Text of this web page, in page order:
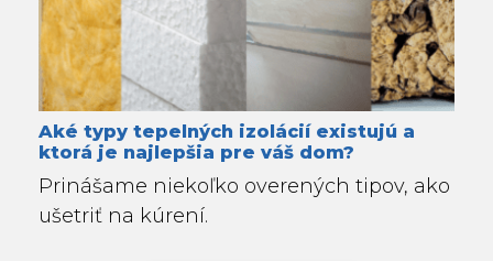
Aké typy tepelných izolácií existujú a
ktorá je najlepšia pre váš dom?
Prinášame niekoľko overených tipov, ako
ušetriť na kúrení.